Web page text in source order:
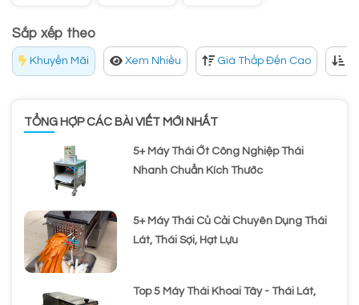
Sắp xếp theo
Khuyến Mãi Xem Nhiều Giá Thấp Đến Cao
TỔNG HỢP CÁC BÀI VIẾT MỚI NHẤT
5+ Máy Thái Ớt Công Nghiệp Thái
Nhanh Chuẩn Kích Thước
5+ Máy Thái Củ Cải Chuyên Dụng Thái
Lát, Thái Sợi, Hạt Lựu
Top 5 Máy Thái Khoai Tây - Thái Lát,